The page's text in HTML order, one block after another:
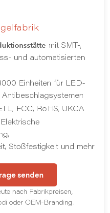
mit SMT-,
und automatisierten
Einheiten für LED-
FCC, RoHS, UKCA
Elektrische
Stoßfestigkeit und mehr
senden
nach Fabrikpreisen,
oder OEM-Branding.